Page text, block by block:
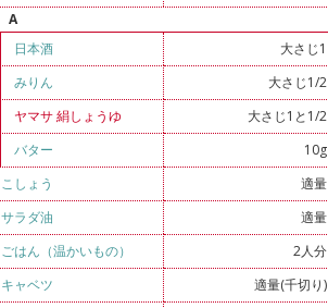
A
日本酒
大さじ1
みりん
大さじ1/2
ヤマサ 絹しょうゆ
大さじ1と1/2
バター
10g
こしょう
適量
サラダ油
適量
ごはん（温かいもの）
2人分
キャベツ
適量(千切り)